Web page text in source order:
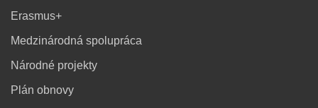
Erasmus+
Medzinárodná spolupráca
Národné projekty
Plán obnovy